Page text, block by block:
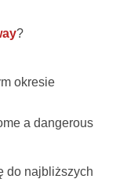
?
okresie
a dangerous
do najbliższych